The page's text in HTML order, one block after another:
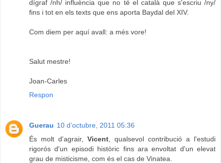
dígraf /nh/ influència que no té el català que s'escriu /ny/
fins i tot en els texts que ens aporta Baydal del XIV.
Com diem per aquí avall: a més vore!
Salut mestre!
Joan-Carles
Respon
Guerau 10 d’octubre, 2011 05:36
És molt d'agrair, Vicent , qualsevol contribució a l'estudi
rigorós d'un episodi històric fins ara envoltat d'un elevat
grau de misticisme, com és el cas de Vinatea.